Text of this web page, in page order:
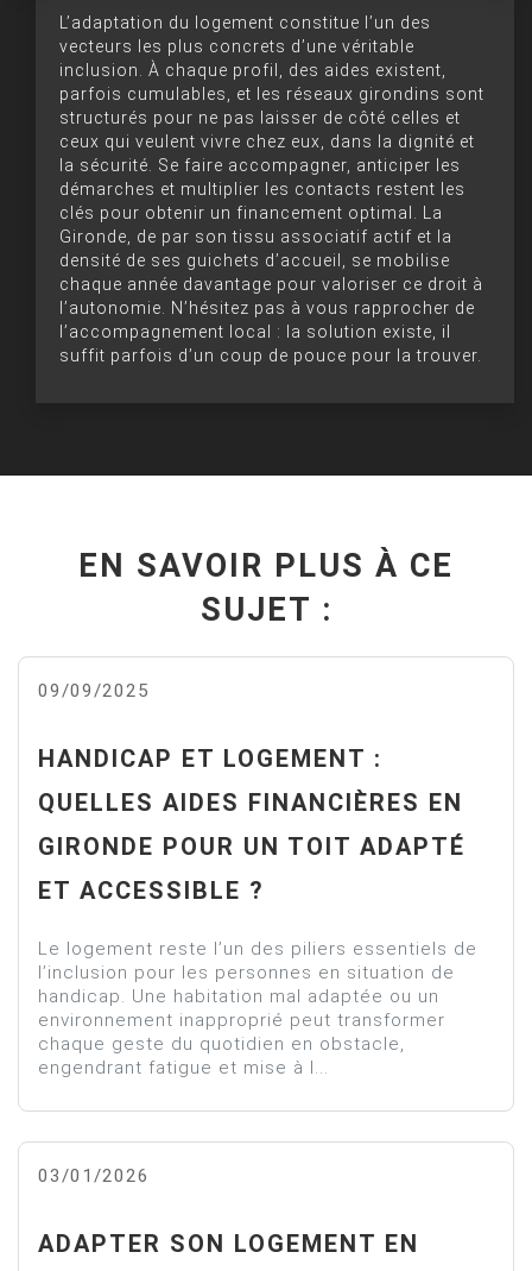
L’adaptation du logement constitue l’un des
vecteurs les plus concrets d’une véritable
inclusion. À chaque profil, des aides existent,
parfois cumulables, et les réseaux girondins sont
structurés pour ne pas laisser de côté celles et
ceux qui veulent vivre chez eux, dans la dignité et
la sécurité. Se faire accompagner, anticiper les
démarches et multiplier les contacts restent les
clés pour obtenir un financement optimal. La
Gironde, de par son tissu associatif actif et la
densité de ses guichets d’accueil, se mobilise
chaque année davantage pour valoriser ce droit à
l’autonomie. N’hésitez pas à vous rapprocher de
l’accompagnement local : la solution existe, il
suffit parfois d’un coup de pouce pour la trouver.
EN SAVOIR PLUS À CE
SUJET :
09/09/2025
HANDICAP ET LOGEMENT :
QUELLES AIDES FINANCIÈRES EN
GIRONDE POUR UN TOIT ADAPTÉ
ET ACCESSIBLE ?
Le logement reste l’un des piliers essentiels de
l’inclusion pour les personnes en situation de
handicap. Une habitation mal adaptée ou un
environnement inapproprié peut transformer
chaque geste du quotidien en obstacle,
engendrant fatigue et mise à l...
03/01/2026
ADAPTER SON LOGEMENT EN